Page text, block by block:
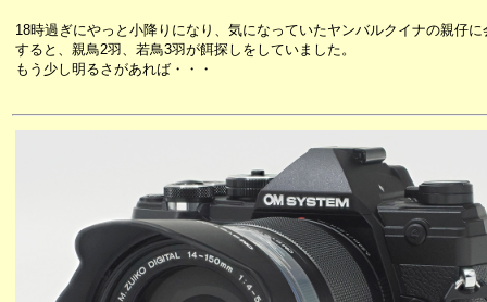
18時過ぎにやっと小降りになり、気になっていたヤンバルクイナの親仔に
すると、親鳥2羽、若鳥3羽が餌探しをしていました。
もう少し明るさがあれば・・・